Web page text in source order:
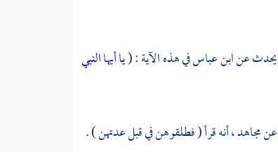
يحدث عنابن عباسفي هذه الآية : (يا أيها النبي
عنمجاهد ،أنه قرأ ( فطلقوهن في قبل عدتهن ) .